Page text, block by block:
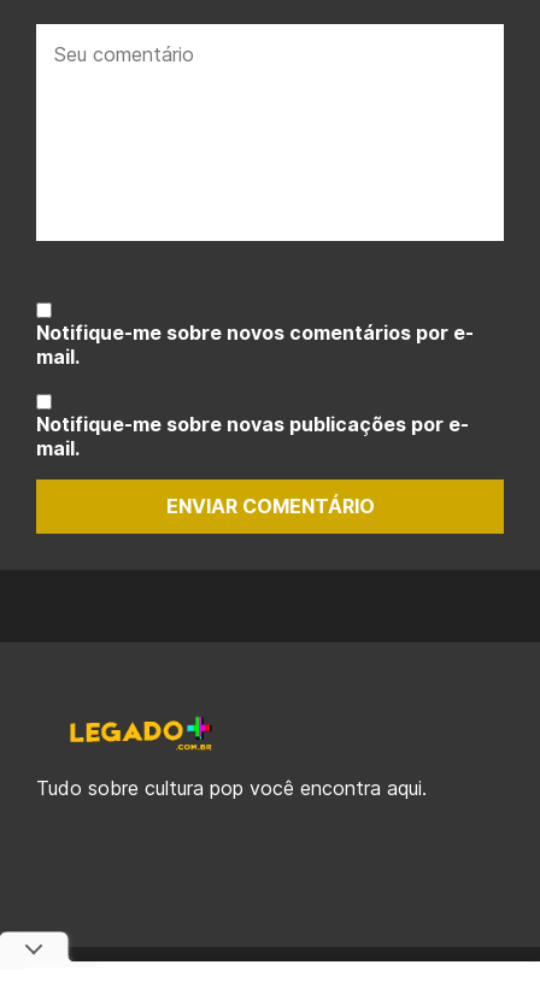
comentário:
Notifique-me sobre novos comentários por e-
mail.
Notifique-me sobre novas publicações por e-
mail.
ENVIAR COMENTÁRIO
Tudo sobre cultura pop você encontra aqui.